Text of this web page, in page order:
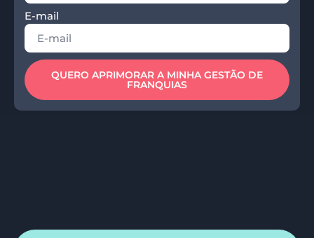
E-mail
QUERO APRIMORAR A MINHA GESTÃO DE
FRANQUIAS